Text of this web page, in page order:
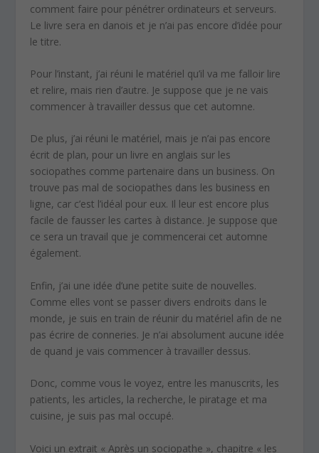
comment faire pour pénétrer ordinateurs et serveurs.
Le livre sera en danois et je n’ai pas encore d’idée pour
le titre.
Pour l’instant, j’ai réuni le matériel qu’il va me falloir lire
et relire, mais rien d’autre. Je suppose que je ne vais
commencer à travailler dessus que cet automne.
De plus, j’ai réuni le matériel, mais je n’ai pas encore
écrit de plan, pour un livre en anglais sur les
sociopathes comme partenaire dans un business. On
trouve pas mal de sociopathes dans les business en
ligne, car c’est l’idéal pour eux. Il leur est encore plus
facile de fausser les cartes à distance. Je suppose que
ce sera un travail que je commencerai cet automne
également.
Enfin, j’ai une idée d’une petite suite de nouvelles.
Comme elles vont se passer divers endroits dans le
monde, je suis en train de réunir du matériel afin de ne
pas écrire de conneries. Je n’ai absolument aucune idée
de quand je vais commencer à travailler dessus.
Donc, comme vous le voyez, entre les manuscrits, les
patients, les articles, la recherche, le piratage et ma
cuisine, je suis pas mal occupé.
Voici un extrait « Après un sociopathe », chapitre « les